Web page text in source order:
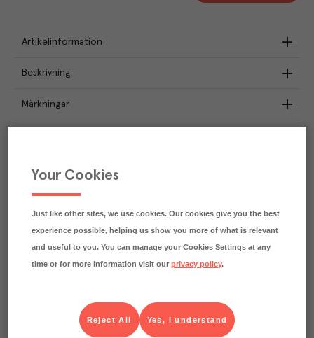
Artikelinformation
Beskrivning
Märkningar
Klimatavtryck
utsläppen av 4.6 kg koldioxid.
Läs mer om hur vi beräknar klimatavtryck
Your Cookies
Just like other sites, we use cookies. Our cookies give you the best
experience possible, helping us show you more of what is relevant
and useful to you. You can manage yourCookies Settings at any
time or for more information visit ourprivacy policy.
Yes, I understand
Reject All